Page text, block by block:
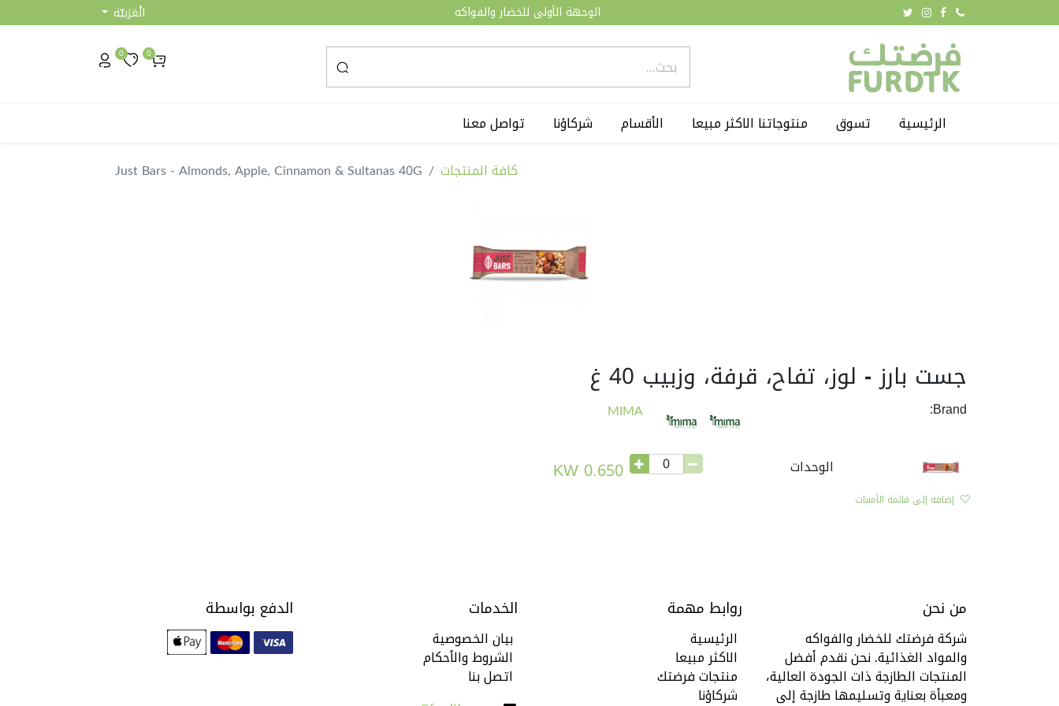
الوجهة الأولى للخضار والفواكه الْعَرَبيّة
0
0
الرئيسية تسوق منتوجاتنا الاكثر مبيعا الأقسام شركاؤنا
تواصل معنا
كافة المنتجات
Just Bars - Almonds, Apple, Cinnamon & Sultanas 40G
جست بارز - لوز، تفاح، قرفة، وزبيب 40 غ
Brand:
MIMA
الوحدات 0.650
KW
إضافة إلى قائمة الأمنيات
من نحن
شركة فرضتك للخضار والفواكه
والمواد الغذائية. نحن نقدم أفضل
المنتجات الطازجة ذات الجودة العالية،
ومعبأة بعناية وتسليمها طازجة إلى
روابط مهمة
الرئيسية
الاكثر مبيعا
منتجات فرضتك
شركاؤنا
الخدمات
بيان الخصوصية
الشروط والأحكام
اتصل بنا
الدفع بواسطة